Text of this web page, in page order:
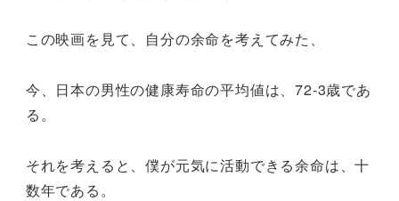
この映画を見て、自分の余命を考えてみた、
今、日本の男性の健康寿命の平均値は、72-3歳であ
る。
それを考えると、僕が元気に活動できる余命は、十
数年である。